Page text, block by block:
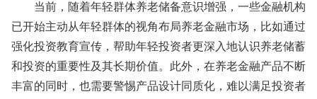
当前，随着年轻群体养老储备意识增强，一些金融机构
已开始主动从年轻群体的视角布局养老金融市场，比如通过
强化投资教育宣传，帮助年轻投资者更深入地认识养老储蓄
和投资的重要性及其长期价值。此外，在养老金融产品不断
丰富的同时，也需要警惕产品设计同质化，难以满足投资者